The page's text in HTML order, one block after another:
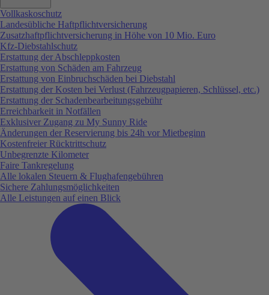
Vollkaskoschutz
Landesübliche Haftpflichtversicherung
Zusatzhaftpflichtversicherung in Höhe von 10 Mio. Euro
Kfz-Diebstahlschutz
Erstattung der Abschleppkosten
Erstattung von Schäden am Fahrzeug
Erstattung von Einbruchschäden bei Diebstahl
Erstattung der Kosten bei Verlust (Fahrzeugpapieren, Schlüssel, etc.)
Erstattung der Schadenbearbeitungsgebühr
Erreichbarkeit in Notfällen
Exklusiver Zugang zu My Sunny Ride
Änderungen der Reservierung bis 24h vor Mietbeginn
Kostenfreier Rücktrittschutz
Unbegrenzte Kilometer
Faire Tankregelung
Alle lokalen Steuern & Flughafengebühren
Sichere Zahlungsmöglichkeiten
Alle Leistungen auf einen Blick